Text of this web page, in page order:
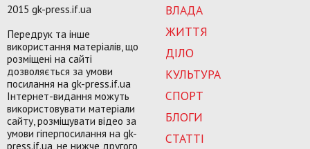
ВЛАДА
ЖИТТЯ
ДІЛО
КУЛЬТУРА
СПОРТ
БЛОГИ
СТАТТІ
2015 gk-press.if.ua
Передрук та інше
використання матеріалів, що
розміщені на сайті
дозволяється за умови
посилання на gk-press.if.ua
Інтернет-видання можуть
використовувати матеріали
сайту, розміщувати відео за
умови гіперпосилання на gk-
press.if.ua, не нижче другого